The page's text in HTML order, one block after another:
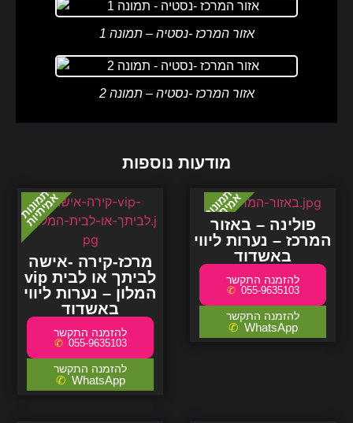
אזור המרכז -נסטיה – תמונה 1
אזור המרכז -נסטיה – תמונה 2
מודעות נוספות
מרכז-קירה -אישה
vip לביתך או לבית
המלון – נערות ליווי
באשדוד
055-9635103
WhatsApp
פולינה – באזור
המרכז – נערות ליווי
באשדוד
055-9635103
WhatsApp